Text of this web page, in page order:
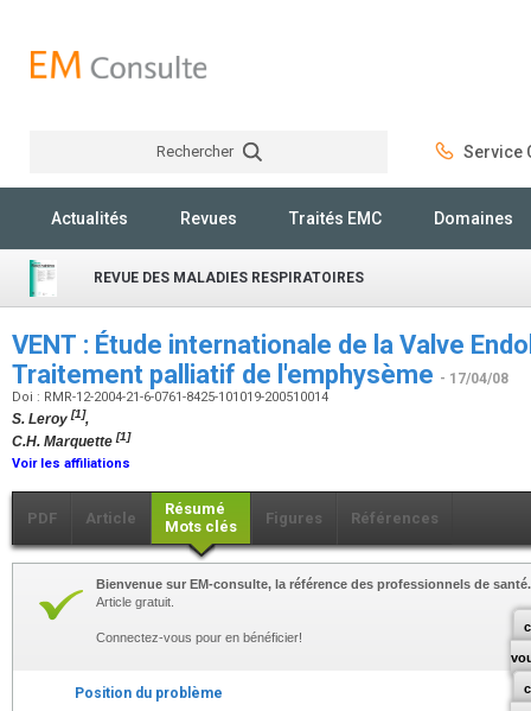
Rechercher Service
Actualités Revues Traités EMC Domaines
REVUE DES MALADIES RESPIRATOIRES
VENT : Étude internationale de la Valve
Traitement palliatif de l'emphysème - 17/04/08
Doi : RMR-12-2004-21-6-0761-8425-101019-200510014
S. Leroy [1],
C.H. Marquette [1]
Voir les affiliations
PDF Article
Résumé
Mots clés
Figures Références
Bienvenue sur EM-consulte, la référence des professionnels de santé.
Article gratuit.
Connectez-vous pour en bénéficier!
Position du problème